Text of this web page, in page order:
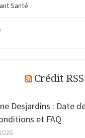
Santé
Crédit RSS
Desjardins : Date
et FAQ